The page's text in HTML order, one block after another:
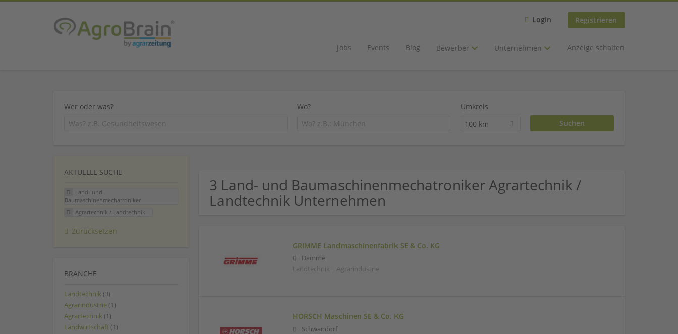
Login Registrieren
Jobs Events Blog Bewerber Unternehmen Anzeige schalten
Wer oder was? Wo?
Umkreis
100 km
3 Land- und Baumaschinenmechatroniker Agrartechnik /
Landtechnik Unternehmen
GRIMME Landmaschinenfabrik SE & Co. KG
Damme
Landtechnik | Agrarindustrie
HORSCH Maschinen SE & Co. KG
Schwandorf
AKTUELLE SUCHE
Land- und
Baumaschinenmechatroniker
Agrartechnik / Landtechnik
Zurücksetzen
BRANCHE
Landtechnik (3)
Agrarindustrie (1)
Agrartechnik (1)
Landwirtschaft (1)